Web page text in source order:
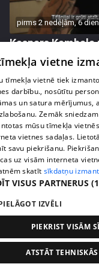
pirms 2 nedēļām, 6
Kaspars
Tifāniju
72. epizode
pirms 2 nedēļām, 6
Draudzene aicina
pusi
vietne
tīmekļa vietnē tiek
darbību., nosūtītu
un satura mērījumus,
Zemāk
mūsu tīmekļa
vietnes sadaļas.
savu piekrišanu.
uz visām interneta
skatīt sīkdatņu
VISUS PARTNERUS
IZVĒLI
PIEKRIST VISĀM
ATSTĀT